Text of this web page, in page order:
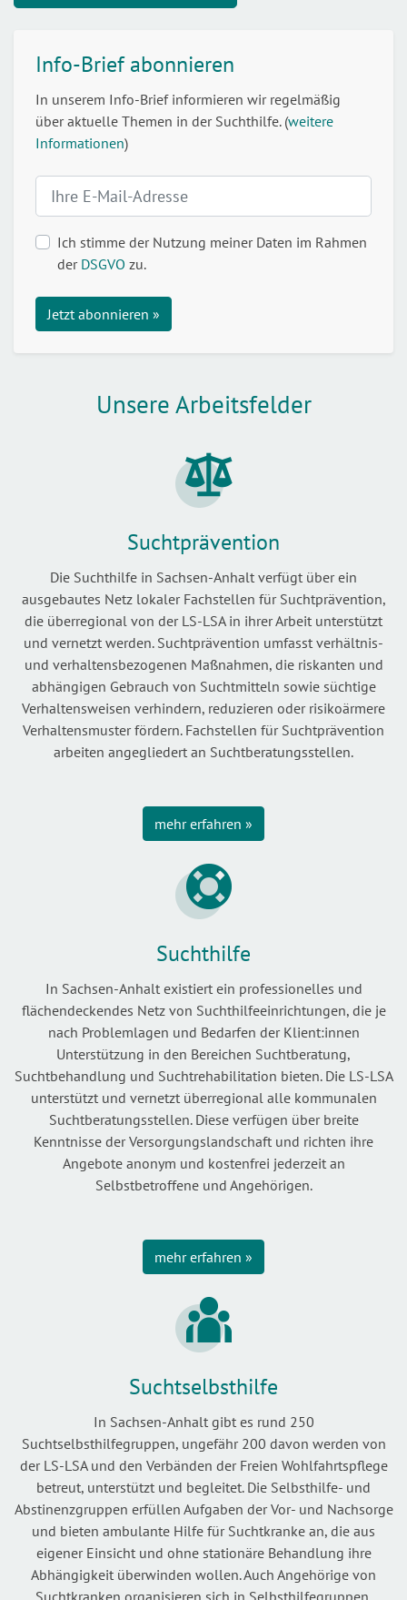
Info-Brief abonnieren
In unserem Info-Brief informieren wir regelmäßig
über aktuelle Themen in der Suchthilfe. (weitere
Informationen)
Ich stimme der Nutzung meiner Daten im Rahmen
der DSGVO zu.
Unsere Arbeitsfelder
Suchtprävention
Die Suchthilfe in Sachsen-Anhalt verfügt über ein
ausgebautes Netz lokaler Fachstellen für Suchtprävention,
die überregional von der LS-LSA in ihrer Arbeit unterstützt
und vernetzt werden. Suchtprävention umfasst verhältnis-
und verhaltensbezogenen Maßnahmen, die riskanten und
abhängigen Gebrauch von Suchtmitteln sowie süchtige
Verhaltensweisen verhindern, reduzieren oder risikoärmere
Verhaltensmuster fördern. Fachstellen für Suchtprävention
arbeiten angegliedert an Suchtberatungsstellen.
mehr erfahren »
Suchthilfe
In Sachsen-Anhalt existiert ein professionelles und
flächendeckendes Netz von Suchthilfeeinrichtungen, die je
nach Problemlagen und Bedarfen der Klient:innen
Unterstützung in den Bereichen Suchtberatung,
Suchtbehandlung und Suchtrehabilitation bieten. Die LS-LSA
unterstützt und vernetzt überregional alle kommunalen
Suchtberatungsstellen. Diese verfügen über breite
Kenntnisse der Versorgungslandschaft und richten ihre
Angebote anonym und kostenfrei jederzeit an
Selbstbetroffene und Angehörigen.
mehr erfahren »
Suchtselbsthilfe
In Sachsen-Anhalt gibt es rund 250
Suchtselbsthilfegruppen, ungefähr 200 davon werden von
der LS-LSA und den Verbänden der Freien Wohlfahrtspflege
betreut, unterstützt und begleitet. Die Selbsthilfe- und
Abstinenzgruppen erfüllen Aufgaben der Vor- und Nachsorge
und bieten ambulante Hilfe für Suchtkranke an, die aus
eigener Einsicht und ohne stationäre Behandlung ihre
Abhängigkeit überwinden wollen. Auch Angehörige von